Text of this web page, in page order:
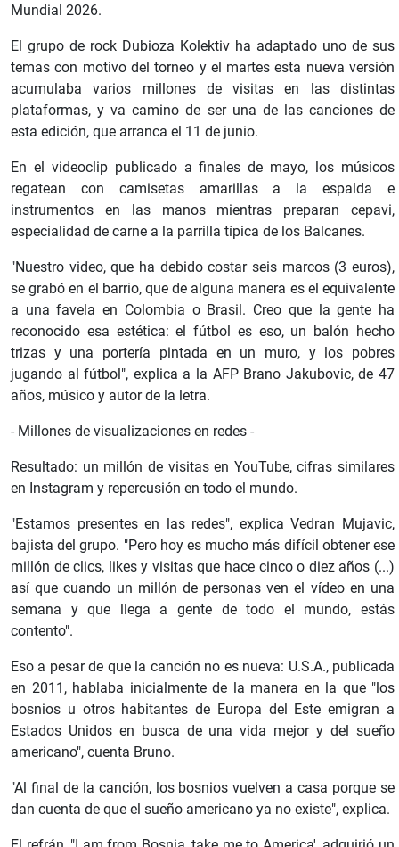
Mundial 2026.
El grupo de rock Dubioza Kolektiv ha adaptado uno de sus
temas con motivo del torneo y el martes esta nueva versión
acumulaba varios millones de visitas en las distintas
plataformas, y va camino de ser una de las canciones de
esta edición, que arranca el 11 de junio.
En el videoclip publicado a finales de mayo, los músicos
regatean con camisetas amarillas a la espalda e
instrumentos en las manos mientras preparan cepavi,
especialidad de carne a la parrilla típica de los Balcanes.
"Nuestro video, que ha debido costar seis marcos (3 euros),
se grabó en el barrio, que de alguna manera es el equivalente
a una favela en Colombia o Brasil. Creo que la gente ha
reconocido esa estética: el fútbol es eso, un balón hecho
trizas y una portería pintada en un muro, y los pobres
jugando al fútbol", explica a la AFP Brano Jakubovic, de 47
años, músico y autor de la letra.
- Millones de visualizaciones en redes -
Resultado: un millón de visitas en YouTube, cifras similares
en Instagram y repercusión en todo el mundo.
"Estamos presentes en las redes", explica Vedran Mujavic,
bajista del grupo. "Pero hoy es mucho más difícil obtener ese
millón de clics, likes y visitas que hace cinco o diez años (...)
así que cuando un millón de personas ven el vídeo en una
semana y que llega a gente de todo el mundo, estás
contento".
Eso a pesar de que la canción no es nueva: U.S.A., publicada
en 2011, hablaba inicialmente de la manera en la que "los
bosnios u otros habitantes de Europa del Este emigran a
Estados Unidos en busca de una vida mejor y del sueño
americano", cuenta Bruno.
"Al final de la canción, los bosnios vuelven a casa porque se
dan cuenta de que el sueño americano ya no existe", explica.